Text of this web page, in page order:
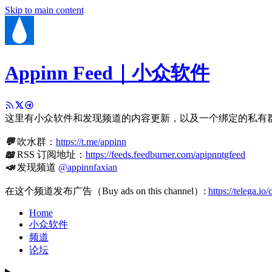
Skip to main content
Appinn Feed｜小众软件
这里有小众软件和发现频道的内容更新，以及一个绑定的私有
💬吹水群： https://t.me/appinn
📖RSS 订阅地址： https://feeds.feedburner.com/apipnntgfeed
📣发现频道 @appinnfaxian
在这个频道发布广告（Buy ads on this channel）: https://telega.io/
Home
小众软件
频道
论坛